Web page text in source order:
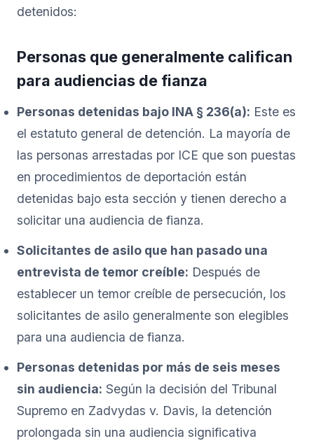
detenidos:
Personas que generalmente califican
para audiencias de fianza
Personas detenidas bajo INA § 236(a): Este es
el estatuto general de detención. La mayoría de
las personas arrestadas por ICE que son puestas
en procedimientos de deportación están
detenidas bajo esta sección y tienen derecho a
solicitar una audiencia de fianza.
Solicitantes de asilo que han pasado una
entrevista de temor creíble: Después de
establecer un temor creíble de persecución, los
solicitantes de asilo generalmente son elegibles
para una audiencia de fianza.
Personas detenidas por más de seis meses
sin audiencia: Según la decisión del Tribunal
Supremo en Zadvydas v. Davis, la detención
prolongada sin una audiencia significativa